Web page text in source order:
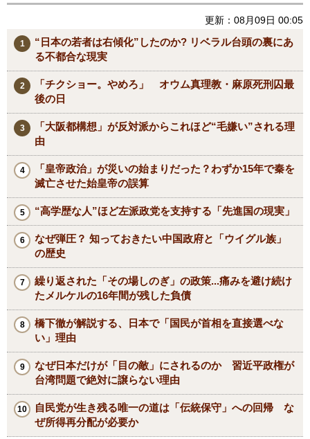
更新：08月09日 00:05
“日本の若者は右傾化”したのか? リベラル台頭の裏にあ
る不都合な現実
「チクショー。やめろ」 オウム真理教・麻原死刑囚最
後の日
「大阪都構想」が反対派からこれほど“毛嫌い”される理
由
「皇帝政治」が災いの始まりだった？わずか15年で秦を
滅亡させた始皇帝の誤算
“高学歴な人”ほど左派政党を支持する「先進国の現実」
なぜ弾圧？ 知っておきたい中国政府と「ウイグル族」
の歴史
繰り返された「その場しのぎ」の政策...痛みを避け続け
たメルケルの16年間が残した負債
橋下徹が解説する、日本で「国民が首相を直接選べな
い」理由
なぜ日本だけが「目の敵」にされるのか 習近平政権が
台湾問題で絶対に譲らない理由
自民党が生き残る唯一の道は「伝統保守」への回帰 な
ぜ所得再分配が必要か